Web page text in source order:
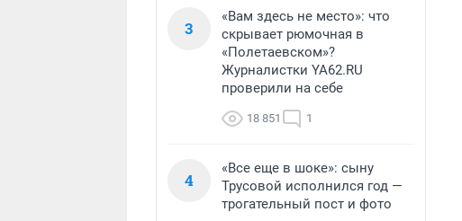
3
«Вам здесь не место»: что
скрывает рюмочная в
«Полетаевском»?
Журналистки YA62.RU
проверили на себе
18 851 1
4
«Все еще в шоке»: сыну
Трусовой исполнился год —
трогательный пост и фото